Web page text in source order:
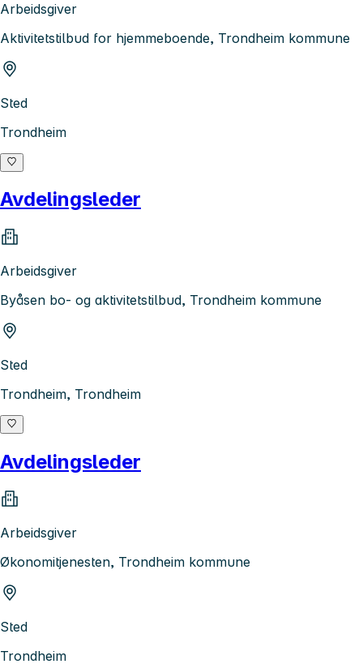
Arbeidsgiver
Aktivitetstilbud for hjemmeboende, Trondheim kommune
Sted
Trondheim
Avdelingsleder
Arbeidsgiver
Byåsen bo- og aktivitetstilbud, Trondheim kommune
Sted
Trondheim, Trondheim
Avdelingsleder
Arbeidsgiver
Økonomitjenesten, Trondheim kommune
Sted
Trondheim